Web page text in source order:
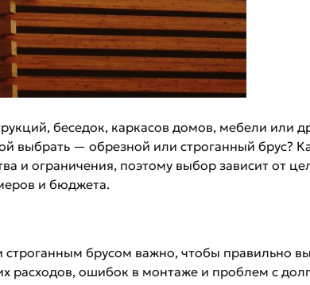
беседок, каркасов домов, мебели или
выбрать — обрезной или строганный брус?
и ограничения, поэтому выбор зависит от
и бюджета.
брусом важно, чтобы правильно
расходов, ошибок в монтаже и проблем с